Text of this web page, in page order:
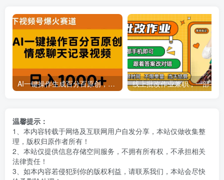
AI一键操作生成百分百原创，揭秘情感聊天记录视频，当下视频号爆火新赛道
温馨提示：
1、本内容转载于网络及互联网用户自发分享，本站仅做收集整
理，版权归原作者所有！
2、本站仅提供信息存储空间服务，不拥有所有权，不承担相关
法律责任！
3、如本内容若侵犯到你的版权利益，请联系我们，本站会尽快